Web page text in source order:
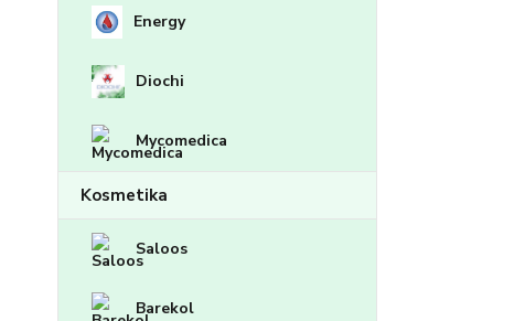
Energy
Diochi
Mycomedica
Kosmetika
Saloos
Barekol